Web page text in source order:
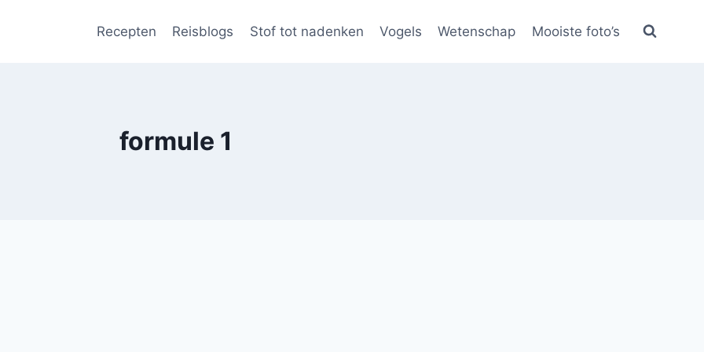
Recepten Reisblogs Stof tot nadenken Vogels Wetenschap Mooiste foto’s
formule 1